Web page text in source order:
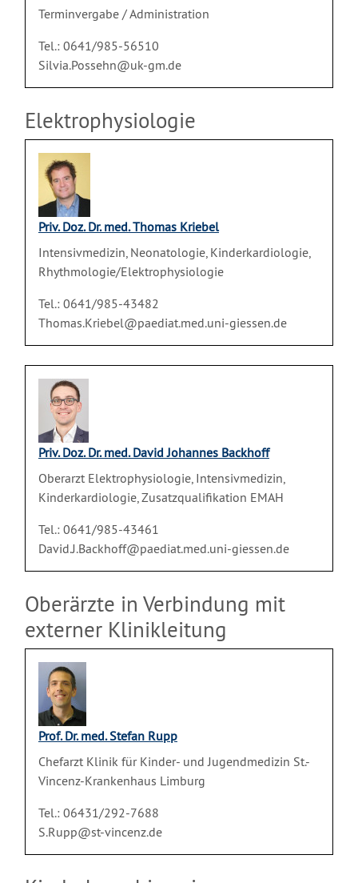
Terminvergabe / Administration
Tel.: 0641/985-56510
Silvia.Possehn@uk-gm.de
Elektrophysiologie
Priv. Doz. Dr. med. Thomas Kriebel
Intensivmedizin, Neonatologie, Kinderkardiologie,
Rhythmologie/Elektrophysiologie
Tel.: 0641/985-43482
Thomas.Kriebel@paediat.med.uni-giessen.de
Priv. Doz. Dr. med. David Johannes Backhoff
Oberarzt Elektrophysiologie, Intensivmedizin,
Kinderkardiologie, Zusatzqualifikation EMAH
Tel.: 0641/985-43461
David.J.Backhoff@paediat.med.uni-giessen.de
Oberärzte in Verbindung mit
externer Klinikleitung
Prof. Dr. med. Stefan Rupp
Chefarzt Klinik für Kinder- und Jugendmedizin St.-
Vincenz-Krankenhaus Limburg
Tel.: 06431/292-7688
S.Rupp@st-vincenz.de